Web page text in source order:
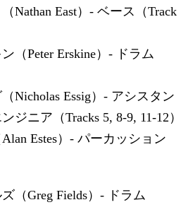
Nathan East）- ベース（Track
（Peter Erskine）- ドラム
Nicholas Essig）- アシスタン
ジニア（Tracks 5, 8-9, 11-12）
Estes）- パーカッション
（Greg Fields）- ドラム